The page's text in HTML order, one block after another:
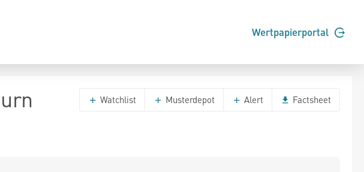
Wertpapierportal
Watchlist Musterdepot Alert Factsheet